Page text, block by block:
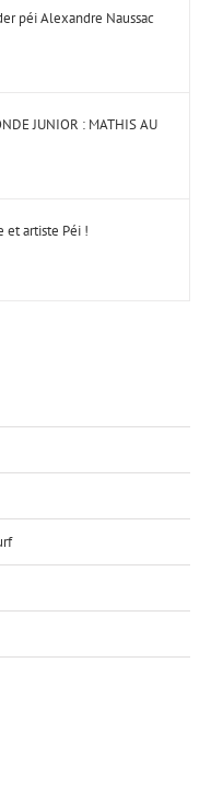
péi Alexandre Naussac
JUNIOR : MATHIS AU
et artiste Péi !